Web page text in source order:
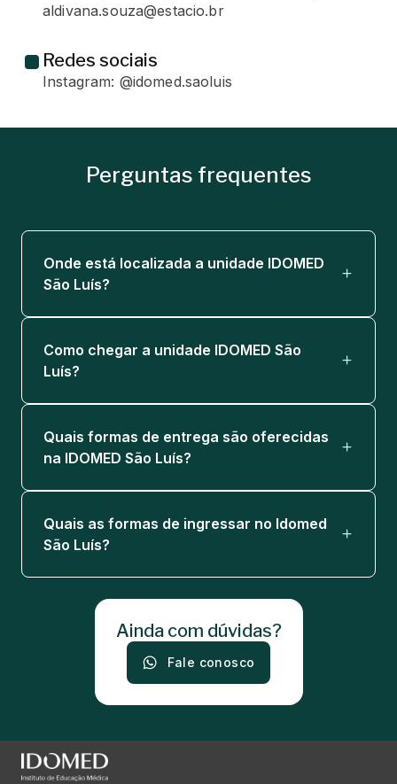
aldivana.souza@estacio.br
Redes sociais
Instagram: @idomed.saoluis
Perguntas frequentes
Onde está localizada a unidade IDOMED
São Luís?
Como chegar a unidade IDOMED São
Luís?
Quais formas de entrega são oferecidas
na IDOMED São Luís?
Quais as formas de ingressar no Idomed
São Luís?
Ainda com dúvidas?
Fale conosco